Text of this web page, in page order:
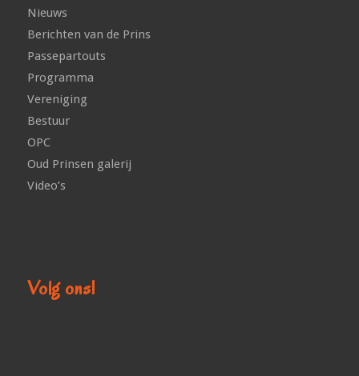
Nieuws
Berichten van de Prins
Passepartouts
Programma
Vereniging
Bestuur
OPC
Oud Prinsen galerij
Video’s
Volg ons!